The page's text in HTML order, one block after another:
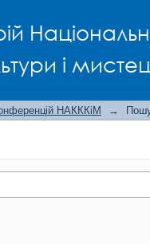
і
НАКККіМ →